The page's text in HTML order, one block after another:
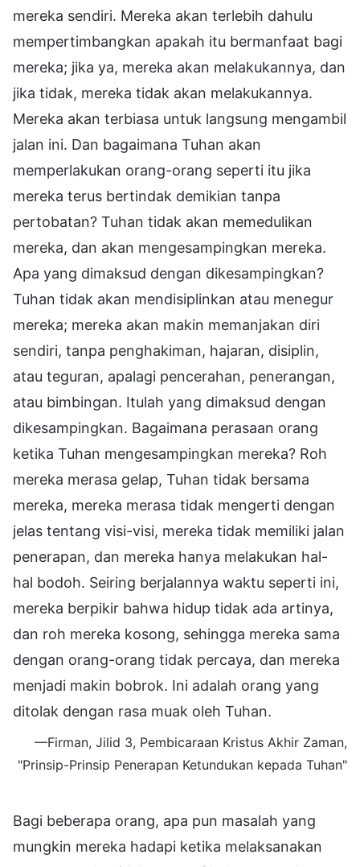
mereka sendiri. Mereka akan terlebih dahulu
mempertimbangkan apakah itu bermanfaat bagi
mereka; jika ya, mereka akan melakukannya, dan
jika tidak, mereka tidak akan melakukannya.
Mereka akan terbiasa untuk langsung mengambil
jalan ini. Dan bagaimana Tuhan akan
memperlakukan orang-orang seperti itu jika
mereka terus bertindak demikian tanpa
pertobatan? Tuhan tidak akan memedulikan
mereka, dan akan mengesampingkan mereka.
Apa yang dimaksud dengan dikesampingkan?
Tuhan tidak akan mendisiplinkan atau menegur
mereka; mereka akan makin memanjakan diri
sendiri, tanpa penghakiman, hajaran, disiplin,
atau teguran, apalagi pencerahan, penerangan,
atau bimbingan. Itulah yang dimaksud dengan
dikesampingkan. Bagaimana perasaan orang
ketika Tuhan mengesampingkan mereka? Roh
mereka merasa gelap, Tuhan tidak bersama
mereka, mereka merasa tidak mengerti dengan
jelas tentang visi-visi, mereka tidak memiliki jalan
penerapan, dan mereka hanya melakukan hal-
hal bodoh. Seiring berjalannya waktu seperti ini,
mereka berpikir bahwa hidup tidak ada artinya,
dan roh mereka kosong, sehingga mereka sama
dengan orang-orang tidak percaya, dan mereka
menjadi makin bobrok. Ini adalah orang yang
ditolak dengan rasa muak oleh Tuhan.
—Firman, Jilid 3, Pembicaraan Kristus Akhir Zaman,
"Prinsip-Prinsip Penerapan Ketundukan kepada Tuhan"
Bagi beberapa orang, apa pun masalah yang
mungkin mereka hadapi ketika melaksanakan